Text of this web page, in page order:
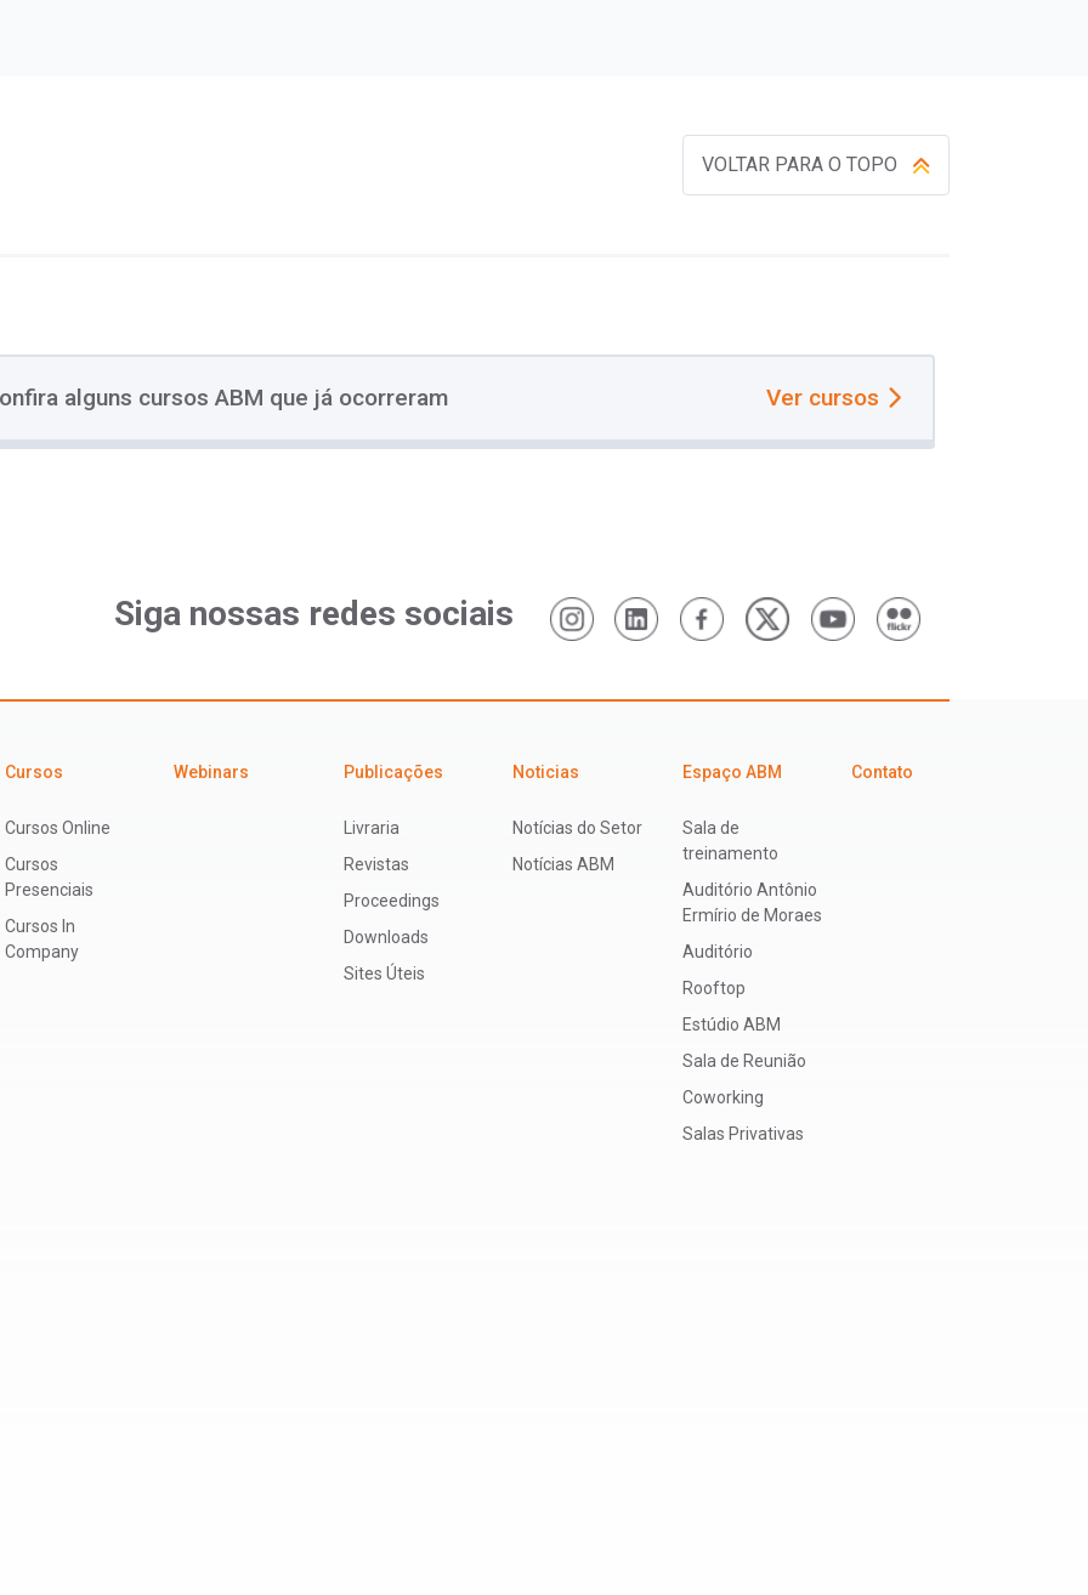
VOLTAR PARA O TOPO
alguns cursos ABM que já ocorreram Ver cursos
Siga nossas redes sociais
Cursos
Cursos Online
Cursos
Presenciais
Cursos In
Company
Webinars Publicações
Livraria
Revistas
Proceedings
Downloads
Sites Úteis
Noticias
Notícias do Setor
Notícias ABM
Espaço ABM
Sala de
treinamento
Auditório Antônio
Ermírio de Moraes
Auditório
Rooftop
Estúdio ABM
Sala de Reunião
Coworking
Salas Privativas
Contato